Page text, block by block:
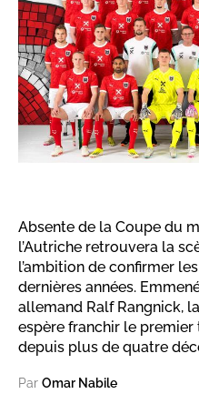
Absente de la Coupe du
l’Autriche retrouvera la
l’ambition de confirmer
dernières années.
allemand Ralf Rangnick,
espère franchir le
depuis plus de quatre
Par Omar Nabile